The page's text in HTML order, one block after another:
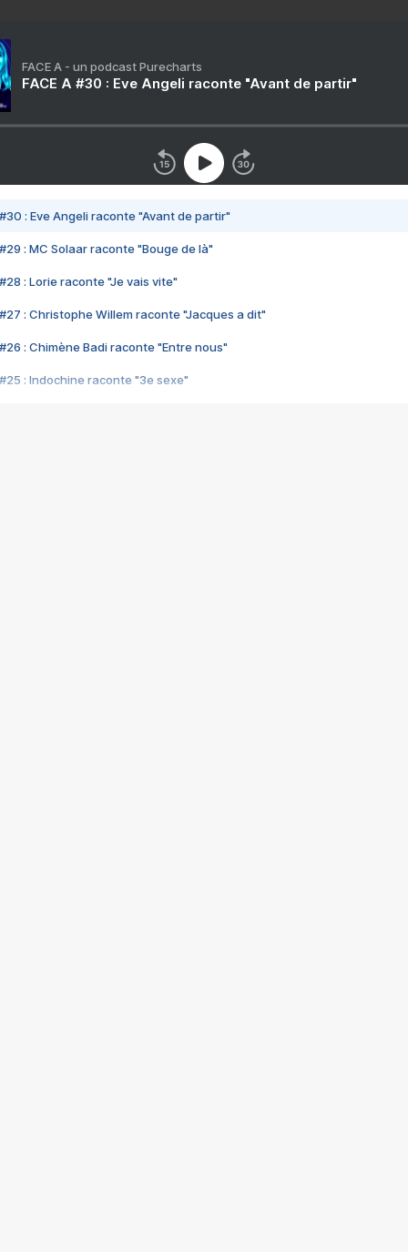
FACE A - un podcast Purecharts
FACE A #30 : Eve Angeli raconte "Avant de partir"
#30 : Eve Angeli raconte "Avant de partir"
#29 : MC Solaar raconte "Bouge de là"
#28 : Lorie raconte "Je vais vite"
#27 : Christophe Willem raconte "Jacques a dit"
#26 : Chimène Badi raconte "Entre nous"
#25 : Indochine raconte "3e sexe"